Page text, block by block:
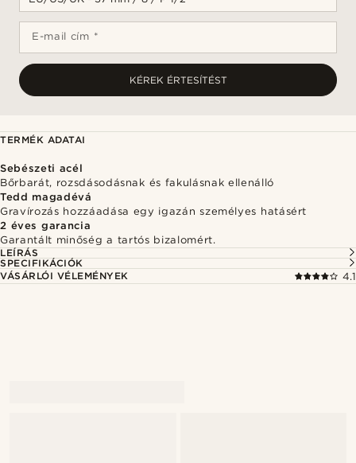
E-mail cím *
KÉREK ÉRTESÍTÉST
TERMÉK ADATAI
Sebészeti acél
Bőrbarát, rozsdásodásnak és fakulásnak ellenálló
Tedd magadévá
Gravírozás hozzáadása egy igazán személyes hatásért
2 éves garancia
Garantált minőség a tartós bizalomért.
LEÍRÁS
SPECIFIKÁCIÓK
VÁSÁRLÓI VÉLEMÉNYEK
4.1